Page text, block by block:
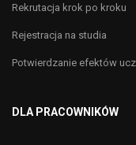
Rekrutacja krok po kroku
Rejestracja na studia
Potwierdzanie efektów
DLA PRACOWNIKÓW